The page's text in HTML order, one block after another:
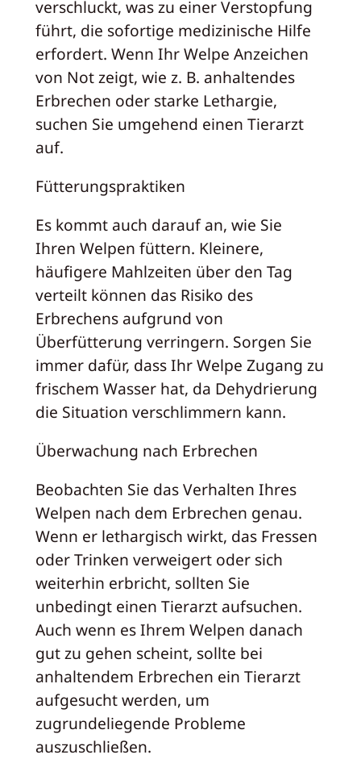
verschluckt, was zu einer Verstopfung
führt, die sofortige medizinische Hilfe
erfordert. Wenn Ihr Welpe Anzeichen
von Not zeigt, wie z. B. anhaltendes
Erbrechen oder starke Lethargie,
suchen Sie umgehend einen Tierarzt
auf.
Fütterungspraktiken
Es kommt auch darauf an, wie Sie
Ihren Welpen füttern. Kleinere,
häufigere Mahlzeiten über den Tag
verteilt können das Risiko des
Erbrechens aufgrund von
Überfütterung verringern. Sorgen Sie
immer dafür, dass Ihr Welpe Zugang zu
frischem Wasser hat, da Dehydrierung
die Situation verschlimmern kann.
Überwachung nach Erbrechen
Beobachten Sie das Verhalten Ihres
Welpen nach dem Erbrechen genau.
Wenn er lethargisch wirkt, das Fressen
oder Trinken verweigert oder sich
weiterhin erbricht, sollten Sie
unbedingt einen Tierarzt aufsuchen.
Auch wenn es Ihrem Welpen danach
gut zu gehen scheint, sollte bei
anhaltendem Erbrechen ein Tierarzt
aufgesucht werden, um
zugrundeliegende Probleme
auszuschließen.